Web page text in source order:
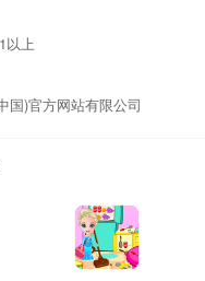
以上
国)官方网站有限公司